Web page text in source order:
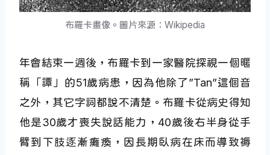
布羅卡畫像。圖片來源：Wikipedia
年會結束一週後，布羅卡到一家醫院探視一個暱
稱「譚」的51歲病患，因為他除了”Tan”這個音
之外，其它字詞都說不清楚。布羅卡從病史得知
他是30歲才喪失說話能力，40歲後右半身從手
臂到下肢逐漸癱瘓，因長期臥病在床而導致褥